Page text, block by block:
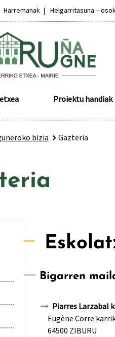
Harremanak Helgarritasuna –
Proiektu handiak
bizia Gazteria
Bigarren
Piarres Larzabal
Eugène Corre
64500 ZIBURU